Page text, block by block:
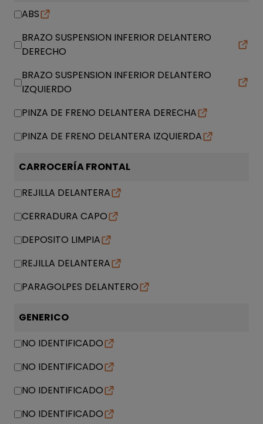
ABS
BRAZO SUSPENSION INFERIOR DELANTERO
DERECHO
BRAZO SUSPENSION INFERIOR DELANTERO
IZQUIERDO
PINZA DE FRENO DELANTERA DERECHA
PINZA DE FRENO DELANTERA IZQUIERDA
CARROCERÍA FRONTAL
REJILLA DELANTERA
CERRADURA CAPO
DEPOSITO LIMPIA
REJILLA DELANTERA
PARAGOLPES DELANTERO
GENERICO
NO IDENTIFICADO
NO IDENTIFICADO
NO IDENTIFICADO
NO IDENTIFICADO